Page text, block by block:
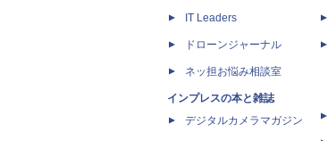
IT Leaders
ドローンジャーナル
ネッ担お悩み相談室
インプレスの本と雑誌
デジタルカメラマガジン